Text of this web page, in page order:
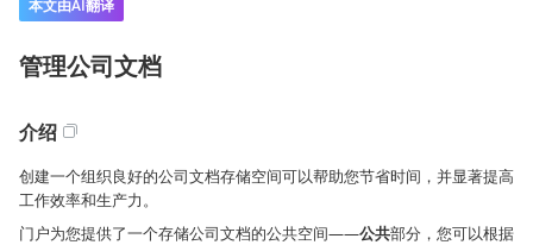
本文由AI翻译
管理公司文档
介绍
创建一个组织良好的公司文档存储空间可以帮助您节省时间，并显著提高
工作效率和生产力。
门户为您提供了一个存储公司文档的公共空间——公共部分，您可以根据